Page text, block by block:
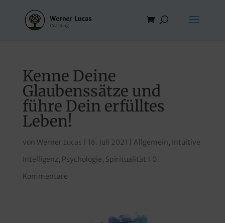
Kenne Deine
Glaubenssätze und
führe Dein erfülltes
Leben!
von Werner Lucas 16. Juli 2021 Allgemein , Intuitive
Intelligenz, Psychologie, Spiritualität
0
Kommentare